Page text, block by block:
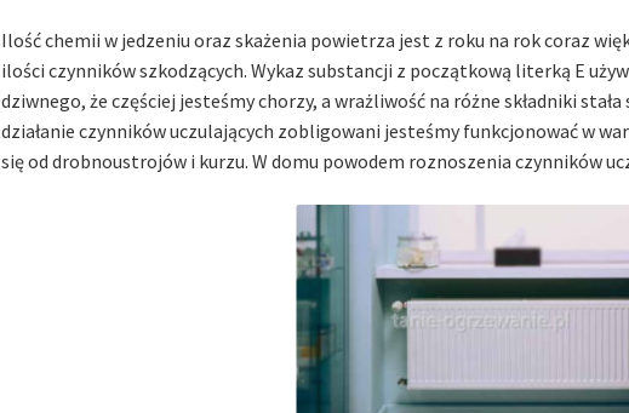
Ilość chemii w jedzeniu oraz skażenia powietrza jest z roku na rok coraz
ilości czynników szkodzących. Wykaz substancji z początkową literką E
dziwnego, że częściej jesteśmy chorzy, a wrażliwość na różne składniki
działanie czynników uczulających zobligowani jesteśmy funkcjonować w
się od drobnoustrojów i kurzu. W domu powodem roznoszenia czynników